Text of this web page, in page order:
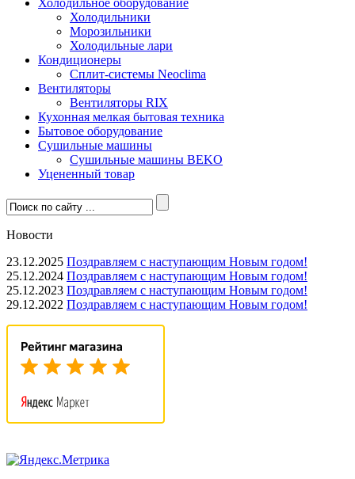
Холодильное оборудование
Холодильники
Морозильники
Холодильные лари
Кондиционеры
Сплит-системы Neoclima
Вентиляторы
Вентиляторы RIX
Кухонная мелкая бытовая техника
Бытовое оборудование
Сушильные машины
Сушильные машины BEKO
Уцененный товар
Новости
23.12.2025 Поздравляем с наступающим Новым годом!
25.12.2024 Поздравляем с наступающим Новым годом!
25.12.2023 Поздравляем с наступающим Новым годом!
29.12.2022 Поздравляем с наступающим Новым годом!